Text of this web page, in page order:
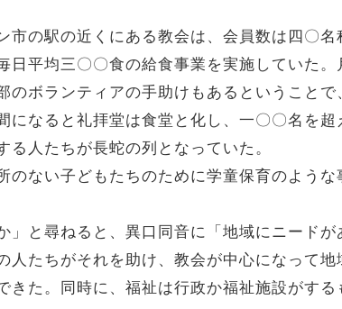
の駅の近くにある教会は、会員数は四〇名
平均三〇〇食の給食事業を実施していた。
ボランティアの手助けもあるということで
なると礼拝堂は食堂と化し、一〇〇名を超
人たちが長蛇の列となっていた。
ない子どもたちのために学童保育のような
と尋ねると、異口同音に「地域にニードが
たちがそれを助け、教会が中心になって地
た。同時に、福祉は行政か福祉施設がする